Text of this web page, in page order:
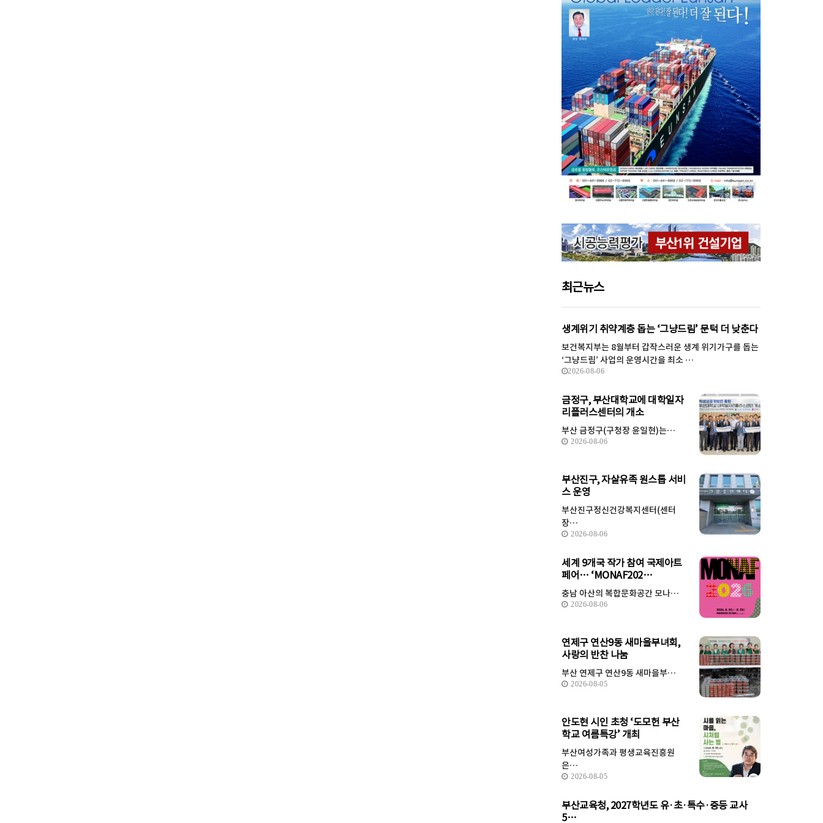
최근뉴스
생계위기 취약계층 돕는 ‘그냥드림’ 문턱 더 낮춘다
보건복지부는 8월부터 갑작스러운 생계 위기가구를 돕는
‘그냥드림’ 사업의 운영시간을 최소 …
2026-08-06
금정구, 부산대학교에 대학일자
리플러스센터의 개소
부산 금정구(구청장 윤일현)는…
2026-08-06
부산진구, 자살유족 원스톱 서비
스 운영
부산진구정신건강복지센터(센터
장…
2026-08-06
세계 9개국 작가 참여 국제아트
페어… ‘MONAF202…
충남 아산의 복합문화공간 모나…
2026-08-06
연제구 연산9동 새마을부녀회,
사랑의 반찬 나눔
부산 연제구 연산9동 새마을부…
2026-08-05
안도현 시인 초청 ‘도모헌 부산
학교 여름특강’ 개최
부산여성가족과 평생교육진흥원
은…
2026-08-05
부산교육청, 2027학년도 유·초·특수·중등 교사
5…